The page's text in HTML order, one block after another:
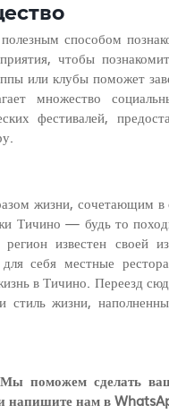
способом
чтобы
или клубы поможет
множество
фестивалей,
жизни, сочетающим
Тичино — будь то
известен своей
себя местные
в Тичино. Переезд
стиль жизни,
поможем сделать
напишите нам в